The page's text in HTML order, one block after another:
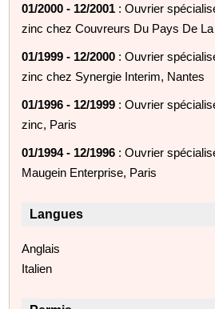
01/2000 - 12/2001 : Ouvrier
zinc chez Couvreurs Du Pays De
01/1999 - 12/2000 : Ouvrier
zinc chez Synergie Interim, Nantes
01/1996 - 12/1999 : Ouvrier
zinc, Paris
01/1994 - 12/1996 : Ouvrier
Maugein Enterprise, Paris
Langues
Anglais
Italien